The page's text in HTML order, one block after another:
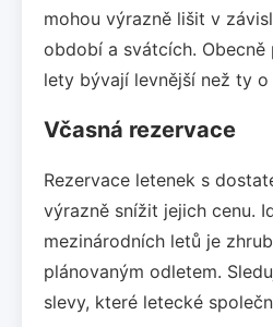
mohou výrazně lišit v
období a svátcích.
lety bývají levnější než ty o
Včasná rezervace
Rezervace letenek s
výrazně snížit jejich cenu.
mezinárodních letů je
plánovaným odletem.
slevy, které letecké